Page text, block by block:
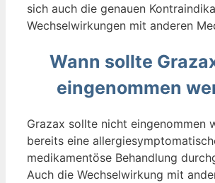
sich auch die genauen
Wechselwirkungen mit anderen
Wann sollte
eingenommen
Grazax sollte nicht eingenommen
bereits eine
medikamentöse Behandlung
Auch die Wechselwirkung mit